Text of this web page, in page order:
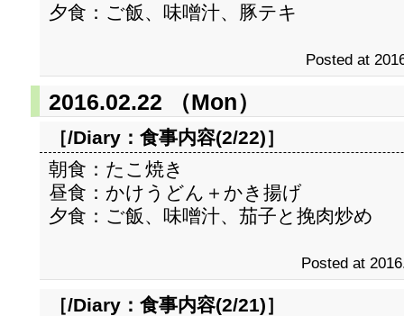
夕食：ご飯、味噌汁、豚テキ
Posted at
2016.02.22 （Mon）
［/Diary： 食事内容(2/22)］
朝食：たこ焼き
昼食：かけうどん＋かき揚げ
夕食：ご飯、味噌汁、茄子と挽肉炒め
Posted at
［/Diary： 食事内容(2/21)］